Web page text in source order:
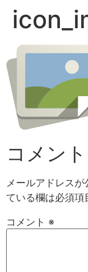
コメン
メールアドレスが
ている欄は必須項
コメント ※